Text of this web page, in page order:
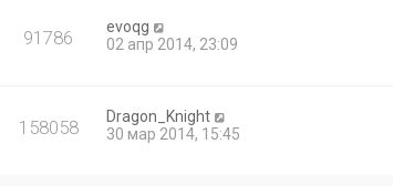
91786
evoqg
02 апр 2014, 23:09
158058
Dragon_Knight
30 мар 2014, 15:45